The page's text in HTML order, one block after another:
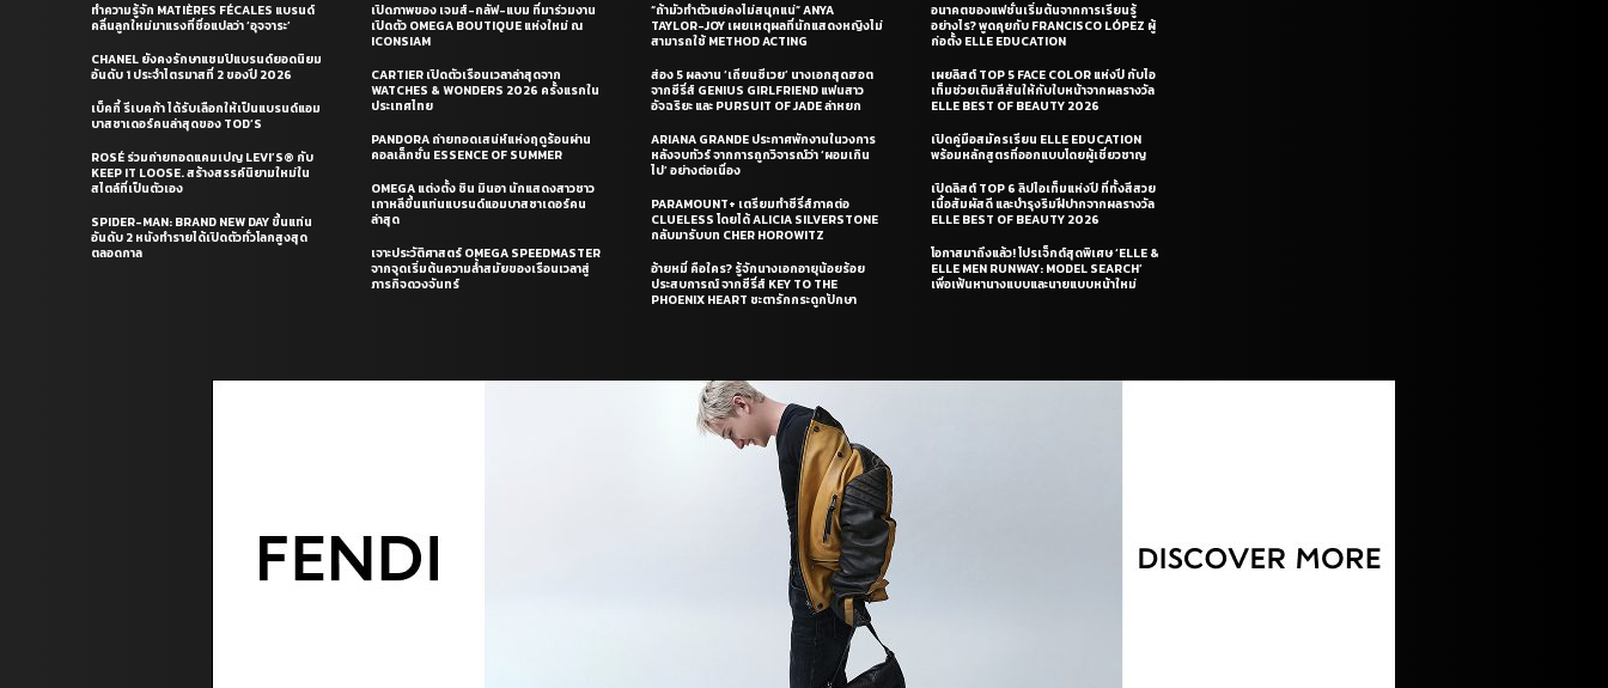
ทำความรู้จัก MATIÈRES FÉCALES แบรนด์
คลื่นลูกใหม่มาแรงที่ชื่อแปลว่า ‘อุจจาระ’
CHANEL ยังคงรักษาแชมป์แบรนด์ยอดนิยม
อันดับ 1 ประจำไตรมาสที่ 2 ของปี 2026
เบ็คกี้ รีเบคก้า ได้รับเลือกให้เป็นแบรนด์แอม
บาสซาเดอร์คนล่าสุดของ TOD’S
ROSÉ ร่วมถ่ายทอดแคมเปญ LEVI’S® กับ
KEEP IT LOOSE. สร้างสรรค์นิยามใหม่ใน
สไตล์ที่เป็นตัวเอง
SPIDER-MAN: BRAND NEW DAY ขึ้นแท่น
อันดับ 2 หนังทำรายได้เปิดตัวทั่วโลกสูงสุด
ตลอดกาล
เปิดภาพของ เจมส์-กลัฟ-แบม ที่มาร่วมงาน
เปิดตัว OMEGA BOUTIQUE แห่งใหม่ ณ
ICONSIAM
CARTIER เปิดตัวเรือนเวลาล่าสุดจาก
WATCHES & WONDERS 2026 ครั้งแรกใน
ประเทศไทย
PANDORA ถ่ายทอดเสน่ห์แห่งฤดูร้อนผ่าน
คอลเล็กชั่น ESSENCE OF SUMMER
OMEGA แต่งตั้ง ชิน มินอา นักแสดงสาวชาว
เกาหลีขึ้นแท่นแบรนด์แอมบาสซาเดอร์คน
ล่าสุด
เจาะประวัติศาสตร์ OMEGA SPEEDMASTER
จากจุดเริ่มต้นความล้ำสมัยของเรือนเวลาสู่
ภารกิจดวงจันทร์
“ถ้ามัวทำตัวแย่คงไม่สนุกแน่” ANYA
TAYLOR-JOY เผยเหตุผลที่นักแสดงหญิงไม่
สามารถใช้ METHOD ACTING
ส่อง 5 ผลงาน ‘เถียนซีเวย’ นางเอกสุดฮอต
จากซีรี่ส์ GENIUS GIRLFRIEND แฟนสาว
อัจฉริยะ และ PURSUIT OF JADE ล่าหยก
ARIANA GRANDE ประกาศพักงานในวงการ
หลังจบทัวร์ จากการถูกวิจารณ์ว่า ‘ผอมเกิน
ไป’ อย่างต่อเนื่อง
PARAMOUNT+ เตรียมทำซีรี่ส์ภาคต่อ
CLUELESS โดยได้ ALICIA SILVERSTONE
กลับมารับบท CHER HOROWITZ
อ้ายหมี่ คือใคร? รู้จักนางเอกอายุน้อยร้อย
ประสบการณ์ จากซีรี่ส์ KEY TO THE
PHOENIX HEART ชะตารักกระดูกปักษา
อนาคตของแฟชั่นเริ่มต้นจากการเรียนรู้
อย่างไร? พูดคุยกับ FRANCISCO LÓPEZ ผู้
ก่อตั้ง ELLE EDUCATION
เผยลิสต์ TOP 5 FACE COLOR แห่งปี กับไอ
เท็มช่วยเติมสีสันให้กับใบหน้าจากผลรางวัล
ELLE BEST OF BEAUTY 2026
เปิดคู่มือสมัครเรียน ELLE EDUCATION
พร้อมหลักสูตรที่ออกแบบโดยผู้เชี่ยวชาญ
เปิดลิสต์ TOP 6 ลิปไอเท็มแห่งปี ที่ทั้งสีสวย
เนื้อสัมผัสดี และบำรุงริมฝีปากจากผลรางวัล
ELLE BEST OF BEAUTY 2026
โอกาสมาถึงแล้ว! โปรเจ็กต์สุดพิเศษ ‘ELLE &
ELLE MEN RUNWAY: MODEL SEARCH’
เพื่อเฟ้นหานางแบบและนายแบบหน้าใหม่